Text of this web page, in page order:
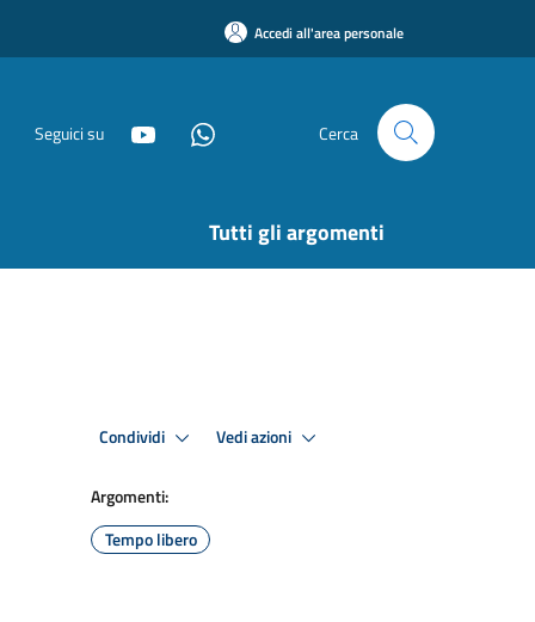
Accedi all'area personale
Seguici su Cerca
Tutti gli argomenti
Condividi Vedi azioni
Argomenti:
Tempo libero